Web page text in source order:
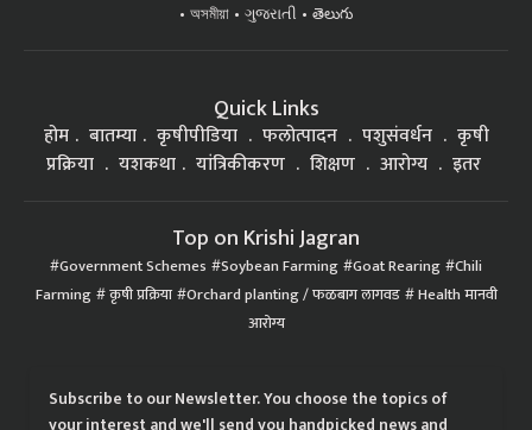
অসমীয়া
ગુજરાતી తెలుగు
Quick Links
होम बातम्या कृषीपीडिया फलोत्पादन पशुसंवर्धन
कृषी
प्रक्रिया
यशकथा यांत्रिकीकरण शिक्षण आरोग्य इतर
Top on Krishi Jagran
Government Schemes Soybean Farming Goat Rearing Chili
Farming कृषी प्रक्रिया Orchard planting / फळबाग लागवड Health मानवी
आरोग्य
Subscribe to our Newsletter. You choose the topics of